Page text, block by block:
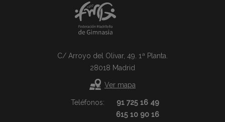
C/ Arroyo del Olivar, 49. 1ª Planta.
28018 Madrid
Ver mapa
Teléfonos:
91 725 16 49
615 10 90 16